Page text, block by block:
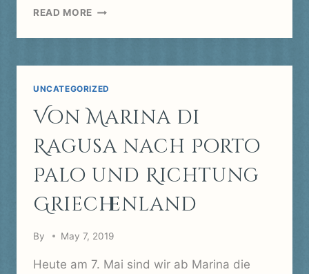
READ MORE PORTO
AM
UND
MAI
LOS
NACH
ARGOSTOLI
UNCATEGORIZED
Von Marina di
Ragusa nach Porto
Palo und Richtung
Griechenland
By May 7, 2019
Heute am 7. Mai sind wir ab Marina die